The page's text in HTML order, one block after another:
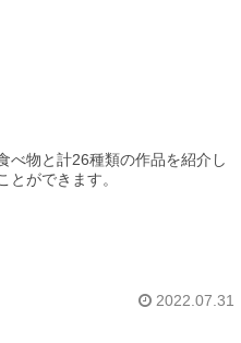
べ物と計26種類の作品を紹介し
ができます。
2022.07.31